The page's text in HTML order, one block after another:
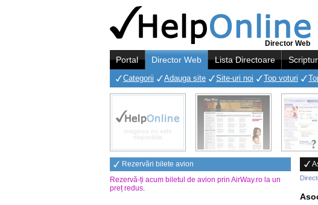
Director Web
Portal Director Web Lista Directoare
Categorii Adauga site Site-uri noi Top voturi
Rezervări bilete avion
Rezervă-ți acum biletul de avion prin AirWay.ro la un
preț redus.